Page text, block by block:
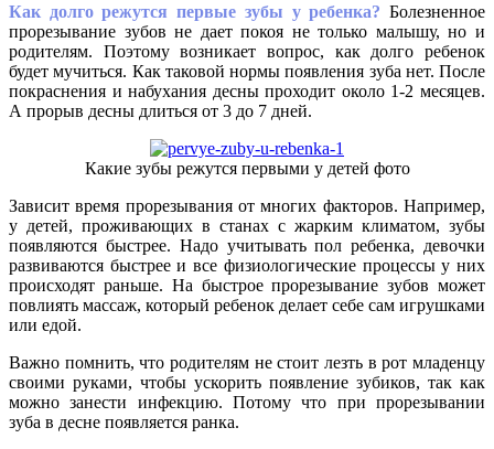
Как долго режутся первые зубы у ребенка? Болезненное
прорезывание зубов не дает покоя не только малышу, но и
родителям. Поэтому возникает вопрос, как долго ребенок
будет мучиться. Как таковой нормы появления зуба нет. После
покраснения и набухания десны проходит около 1-2 месяцев.
А прорыв десны длиться от 3 до 7 дней.
Какие зубы режутся первыми у детей фото
Зависит время прорезывания от многих факторов. Например,
у детей, проживающих в станах с жарким климатом, зубы
появляются быстрее. Надо учитывать пол ребенка, девочки
развиваются быстрее и все физиологические процессы у них
происходят раньше. На быстрое прорезывание зубов может
повлиять массаж, который ребенок делает себе сам игрушками
или едой.
Важно помнить, что родителям не стоит лезть в рот младенцу
своими руками, чтобы ускорить появление зубиков, так как
можно занести инфекцию. Потому что при прорезывании
зуба в десне появляется ранка.